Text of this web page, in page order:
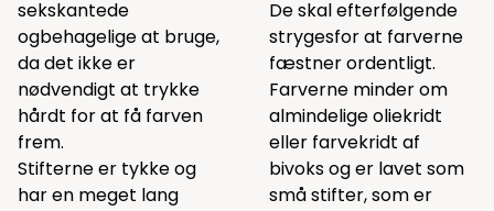
sekskantede
ogbehagelige at bruge,
da det ikke er
nødvendigt at trykke
hårdt for at få farven
frem.
Stifterne er tykke og
har en meget lang
De skal efterfølgende
strygesfor at farverne
fæstner ordentligt.
Farverne minder om
almindelige oliekridt
eller farvekridt af
bivoks og er lavet som
små stifter, som er